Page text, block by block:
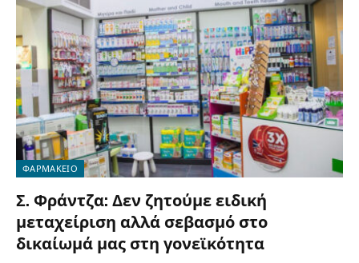
ΦΑΡΜΑΚΕΙΟ
Σ. Φράντζα: Δεν ζητούμε ειδική
μεταχείριση αλλά σεβασμό στο
δικαίωμά μας στη γονεϊκότητα